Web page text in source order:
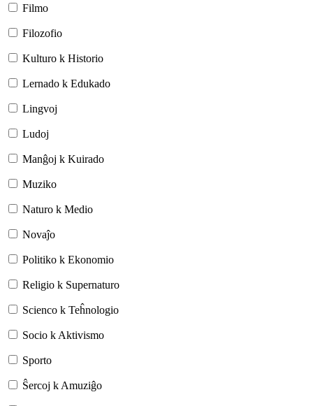
Filmo
Filozofio
Kulturo k Historio
Lernado k Edukado
Lingvoj
Ludoj
Manĝoj k Kuirado
Muziko
Naturo k Medio
Novaĵo
Politiko k Ekonomio
Religio k Supernaturo
Scienco k Teĥnologio
Socio k Aktivismo
Sporto
Ŝercoj k Amuziĝo